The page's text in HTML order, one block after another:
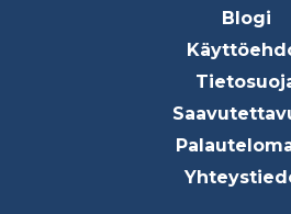
Blogi